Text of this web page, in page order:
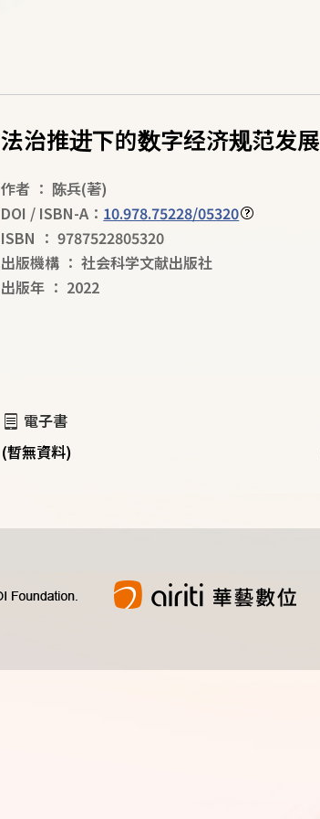
法治推进下的数字经济规范发展
作者 ： 陈兵(著)
DOI / ISBN-A： 10.978.75228/05320
ISBN ： 9787522805320
出版機構 ： 社会科学文献出版社
出版年 ： 2022
電子書
(暫無資料)